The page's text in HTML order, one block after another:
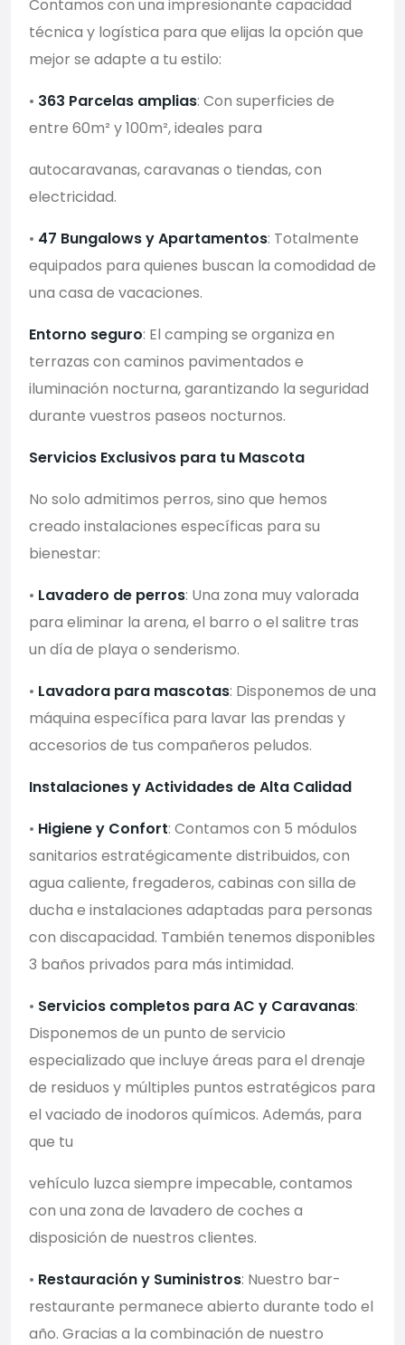
Contamos con una impresionante capacidad
técnica y logística para que elijas la opción que
mejor se adapte a tu estilo:
• 363 Parcelas amplias: Con superficies de
entre 60m² y 100m², ideales para
autocaravanas, caravanas o tiendas, con
electricidad.
• 47 Bungalows y Apartamentos: Totalmente
equipados para quienes buscan la comodidad de
una casa de vacaciones.
Entorno seguro: El camping se organiza en
terrazas con caminos pavimentados e
iluminación nocturna, garantizando la seguridad
durante vuestros paseos nocturnos.
Servicios Exclusivos para tu Mascota
No solo admitimos perros, sino que hemos
creado instalaciones específicas para su
bienestar:
• Lavadero de perros: Una zona muy valorada
para eliminar la arena, el barro o el salitre tras
un día de playa o senderismo.
• Lavadora para mascotas: Disponemos de una
máquina específica para lavar las prendas y
accesorios de tus compañeros peludos.
Instalaciones y Actividades de Alta Calidad
• Higiene y Confort: Contamos con 5 módulos
sanitarios estratégicamente distribuidos, con
agua caliente, fregaderos, cabinas con silla de
ducha e instalaciones adaptadas para personas
con discapacidad. También tenemos disponibles
3 baños privados para más intimidad.
• Servicios completos para AC y Caravanas:
Disponemos de un punto de servicio
especializado que incluye áreas para el drenaje
de residuos y múltiples puntos estratégicos para
el vaciado de inodoros químicos. Además, para
que tu
vehículo luzca siempre impecable, contamos
con una zona de lavadero de coches a
disposición de nuestros clientes.
• Restauración y Suministros: Nuestro bar-
restaurante permanece abierto durante todo el
año. Gracias a la combinación de nuestro